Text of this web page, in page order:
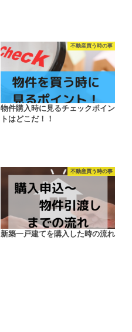
不動産買う時の事
物件購入時に見るチェックポイン
トはどこだ！！
不動産買う時の事
新築一戸建てを購入した時の流れ